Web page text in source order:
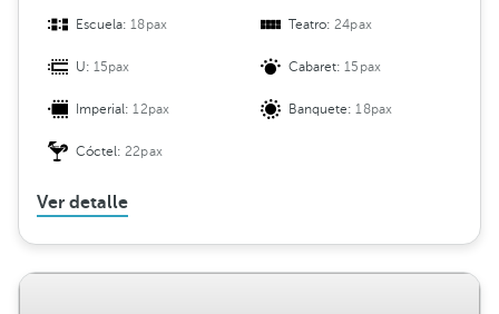
Escuela:18pax Teatro:24pax
U:15pax Cabaret:15pax
Imperial:12pax Banquete:18pax
Cóctel:22pax
Ver detalle